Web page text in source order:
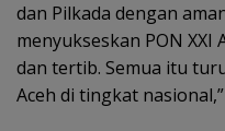
dan Pilkada dengan
menyukseskan PON XXI
dan tertib. Semua itu
Aceh di tingkat